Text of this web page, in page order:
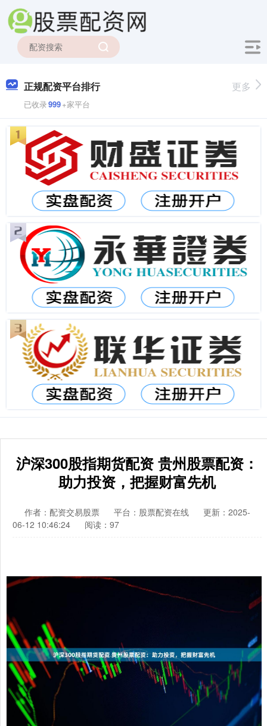
正规配资平台排行
已收录999+家平台
更多
沪深300股指期货配资 贵州股票配资：
助力投资，把握财富先机
作者：配资交易股票 平台：股票配资在线
更新：2025-
06-12 10:46:24
阅读：97